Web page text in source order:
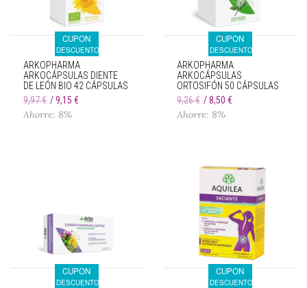
CUPON
DESCUENTO
ARKOPHARMA
ARKOCÁPSULAS DIENTE
DE LEÓN BIO 42 CÁPSULAS
9,97 €
9,15 €
Ahorre: 8%
CUPON
DESCUENTO
ARKOPHARMA
ARKOCÁPSULAS
ORTOSIFÓN 50 CÁPSULAS
9,26 €
8,50 €
Ahorre: 8%
CUPON
DESCUENTO
CUPON
DESCUENTO